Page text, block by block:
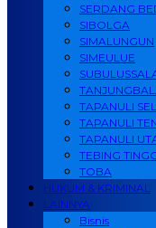
SERDANG
SIBOLGA
SIMALUNGUN
SIMEULUE
TAPANULI
TAPANULI
TAPANULI
TEBING
TOBA
HUKUM & KRIMINAL
LAINNYA
Bisnis